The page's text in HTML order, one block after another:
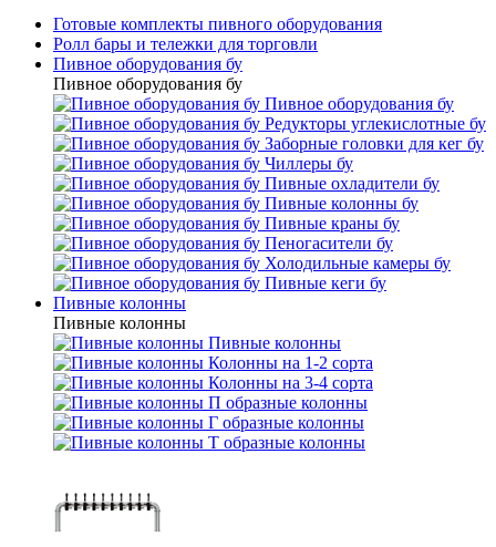
Готовые комплекты пивного оборудования
Ролл бары и тележки для торговли
Пивное оборудования бу
Пивное оборудования бу
Пивное оборудования бу
Редукторы углекислотные бу
Заборные головки для кег бу
Чиллеры бу
Пивные охладители бу
Пивные колонны бу
Пивные краны бу
Пеногасители бу
Холодильные камеры бу
Пивные кеги бу
Пивные колонны
Пивные колонны
Пивные колонны
Колонны на 1-2 сорта
Колонны на 3-4 сорта
П образные колонны
Г образные колонны
Т образные колонны